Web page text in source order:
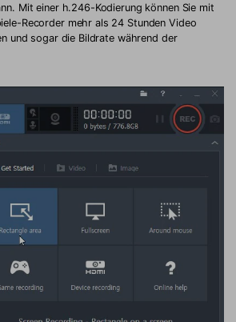
Mit einer h.246-Kodierung können Sie mit
Recorder mehr als 24 Stunden Video
und sogar die Bildrate während der